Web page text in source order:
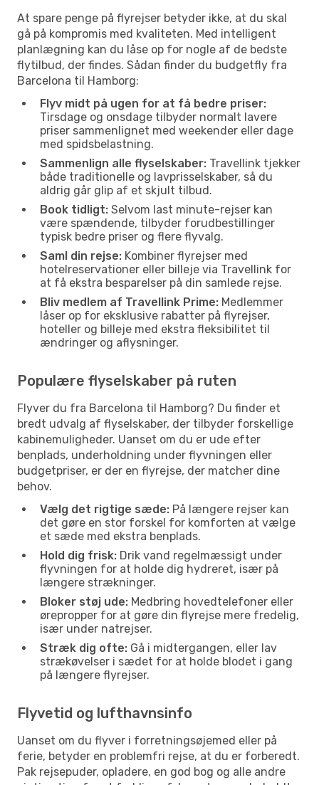
At spare penge på flyrejser betyder ikke, at du skal
gå på kompromis med kvaliteten. Med intelligent
planlægning kan du låse op for nogle af de bedste
flytilbud, der findes. Sådan finder du budgetfly fra
Barcelona til Hamborg:
Flyv midt på ugen for at få bedre priser:
Tirsdage og onsdage tilbyder normalt lavere
priser sammenlignet med weekender eller dage
med spidsbelastning.
Sammenlign alle flyselskaber: Travellink tjekker
både traditionelle og lavprisselskaber, så du
aldrig går glip af et skjult tilbud.
Book tidligt: Selvom last minute-rejser kan
være spændende, tilbyder forudbestillinger
typisk bedre priser og flere flyvalg.
Saml din rejse: Kombiner flyrejser med
hotelreservationer eller billeje via Travellink for
at få ekstra besparelser på din samlede rejse.
Bliv medlem af Travellink Prime: Medlemmer
låser op for eksklusive rabatter på flyrejser,
hoteller og billeje med ekstra fleksibilitet til
ændringer og aflysninger.
Populære flyselskaber på ruten
Flyver du fra Barcelona til Hamborg? Du finder et
bredt udvalg af flyselskaber, der tilbyder forskellige
kabinemuligheder. Uanset om du er ude efter
benplads, underholdning under flyvningen eller
budgetpriser, er der en flyrejse, der matcher dine
behov.
Vælg det rigtige sæde: På længere rejser kan
det gøre en stor forskel for komforten at vælge
et sæde med ekstra benplads.
Hold dig frisk: Drik vand regelmæssigt under
flyvningen for at holde dig hydreret, især på
længere strækninger.
Bloker støj ude: Medbring hovedtelefoner eller
ørepropper for at gøre din flyrejse mere fredelig,
især under natrejser.
Stræk dig ofte: Gå i midtergangen, eller lav
strækøvelser i sædet for at holde blodet i gang
på længere flyrejser.
Flyvetid og lufthavnsinfo
Uanset om du flyver i forretningsøjemed eller på
ferie, betyder en problemfri rejse, at du er forberedt.
Pak rejsepuder, opladere, en god bog og alle andre